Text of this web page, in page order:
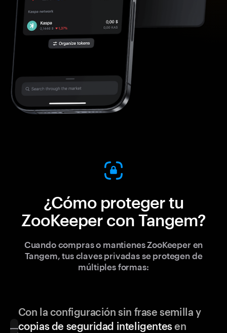
¿Cómo proteger tu
ZooKeeper con Tangem?
Cuando compras o mantienes ZooKeeper en
Tangem, tus claves privadas se protegen de
múltiples formas:
Con la configuración sin frase semilla y
copias de seguridad inteligentesen